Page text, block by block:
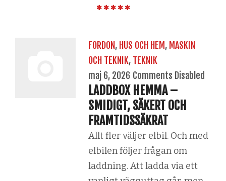
FORDON, HUS OCH HEM, MASKIN
OCH TEKNIK, TEKNIK
maj 6, 2026 Comments Disabled
LADDBOX HEMMA –
SMIDIGT, SÄKERT OCH
FRAMTIDSSÄKRAT
Allt fler väljer elbil. Och med
elbilen följer frågan om
laddning. Att ladda via ett